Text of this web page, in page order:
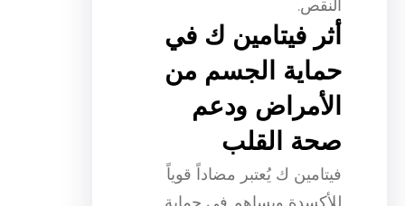
النقص.
أثر فيتامين ك في
حماية الجسم من
الأمراض ودعم
صحة القلب
فيتامين ك يُعتبر مضاداً قوياً
للأكسدة ويساهم في حماية